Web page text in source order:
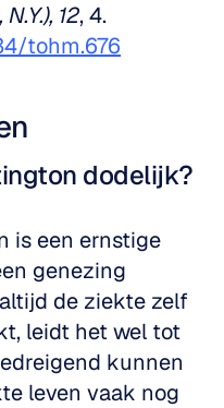
12
tohm.676
dodelijk?
is een ernstige
genezing
de ziekte zelf
leidt het wel tot
kunnen
leven vaak nog